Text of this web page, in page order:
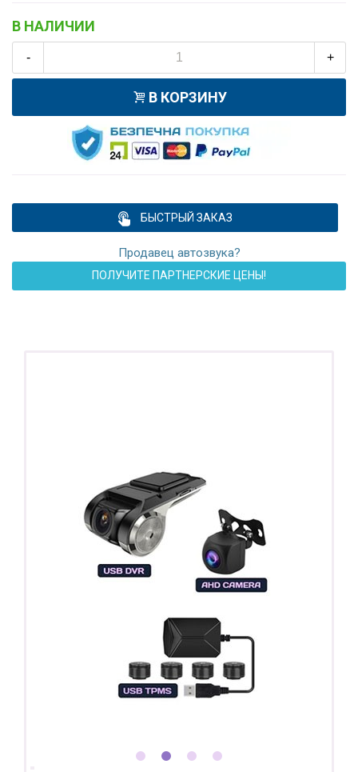
В НАЛИЧИИ
- +
В КОРЗИНУ
БЫСТРЫЙ ЗАКАЗ
Продавец автозвука?
ПОЛУЧИТЕ ПАРТНЕРСКИЕ ЦЕНЫ!